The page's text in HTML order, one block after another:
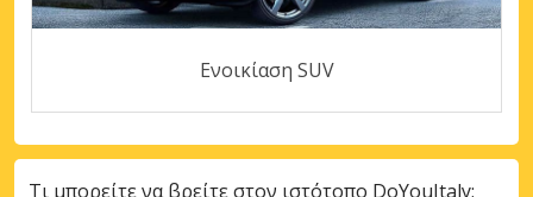
Ενοικίαση SUV
Τι μπορείτε να βρείτε στον ιστότοπο DoYouItaly;